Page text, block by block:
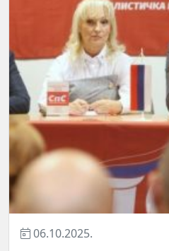
06.10.2025.